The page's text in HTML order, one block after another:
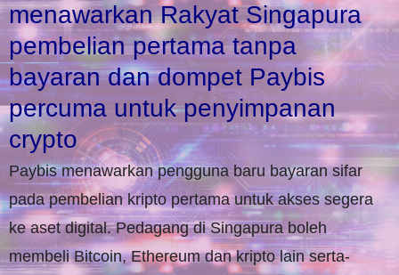
menawarkan Rakyat Singapura
pembelian pertama tanpa
bayaran dan dompet Paybis
percuma untuk penyimpanan
crypto
Paybis menawarkan pengguna baru bayaran sifar
pada pembelian kripto pertama untuk akses segera
ke aset digital. Pedagang di Singapura boleh
membeli Bitcoin, Ethereum dan kripto lain serta-